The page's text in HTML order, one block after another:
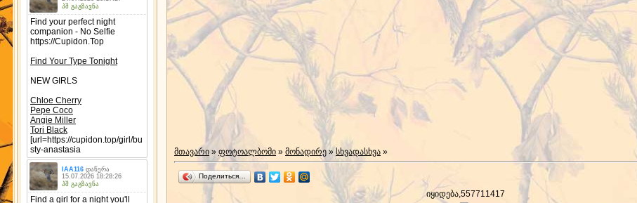
მთავარი » ფოტოალბომი » მონადირე» სხვადასხვა »
Поделиться…
იყიდება,557711417